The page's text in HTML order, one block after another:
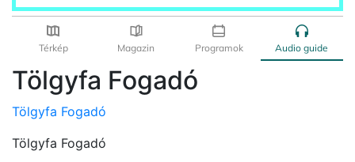
Tölgyfa Fogadó
Tölgyfa Fogadó
Tölgyfa Fogadó